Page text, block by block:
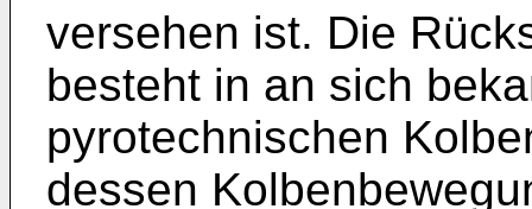
versehen ist. Die
besteht in an sich
pyrotechnischen
dessen